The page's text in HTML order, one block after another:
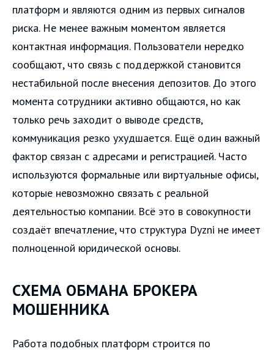
платформ и являются одним из первых сигналов
риска. Не менее важным моментом является
контактная информация. Пользователи нередко
сообщают, что связь с поддержкой становится
нестабильной после внесения депозитов. До этого
момента сотрудники активно общаются, но как
только речь заходит о выводе средств,
коммуникация резко ухудшается. Ещё один важный
фактор связан с адресами и регистрацией. Часто
используются формальные или виртуальные офисы,
которые невозможно связать с реальной
деятельностью компании. Всё это в совокупности
создаёт впечатление, что структура Dyzni не имеет
полноценной юридической основы.
СХЕМА ОБМАНА БРОКЕРА
МОШЕННИКА
Работа подобных платформ строится по